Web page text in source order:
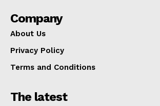
Company
About Us
Privacy Policy
Terms and Conditions
The latest